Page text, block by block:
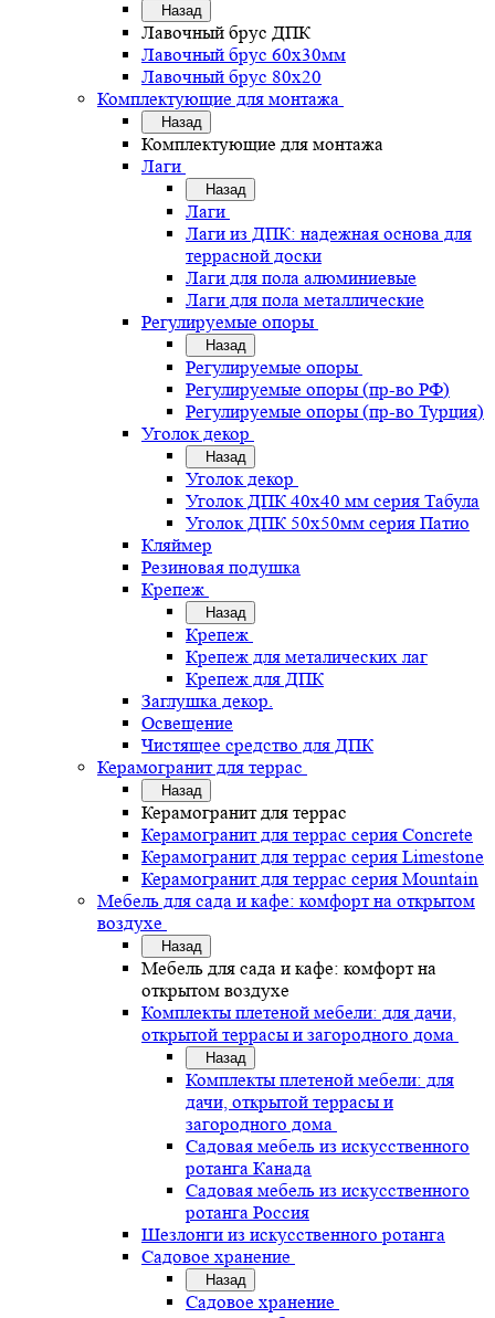
Назад
Лавочный брус ДПК
Лавочный брус 60х30мм
Лавочный брус 80х20
Комплектующие для монтажа
Назад
Комплектующие для монтажа
Лаги
Назад
Лаги
Лаги из ДПК: надежная основа для
террасной доски
Лаги для пола алюминиевые
Лаги для пола металлические
Регулируемые опоры
Назад
Регулируемые опоры
Регулируемые опоры (пр-во РФ)
Регулируемые опоры (пр-во Турция)
Уголок декор
Назад
Уголок декор
Уголок ДПК 40х40 мм серия Табула
Уголок ДПК 50х50мм серия Патио
Кляймер
Резиновая подушка
Крепеж
Назад
Крепеж
Крепеж для металических лаг
Крепеж для ДПК
Заглушка декор.
Освещение
Чистящее средство для ДПК
Керамогранит для террас
Назад
Керамогранит для террас
Керамогранит для террас серия Concrete
Керамогранит для террас серия Limestone
Керамогранит для террас серия Mountain
Мебель для сада и кафе: комфорт на открытом
воздухе
Назад
Мебель для сада и кафе: комфорт на
открытом воздухе
Комплекты плетеной мебели: для дачи,
открытой террасы и загородного дома
Назад
Комплекты плетеной мебели: для
дачи, открытой террасы и
загородного дома
Садовая мебель из искусственного
ротанга Канада
Садовая мебель из искусственного
ротанга Россия
Шезлонги из искусственного ротанга
Садовое хранение
Назад
Садовое хранение